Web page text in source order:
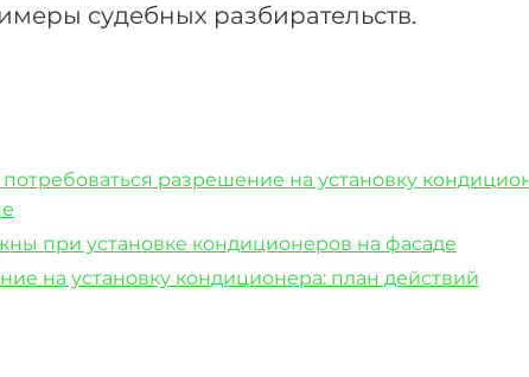
судебных разбирательств.
потребоваться разрешение на установку
при установке кондиционеров на фасаде
на установку кондиционера: план действий